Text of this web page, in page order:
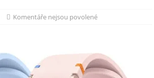
Komentáře nejsou povolené